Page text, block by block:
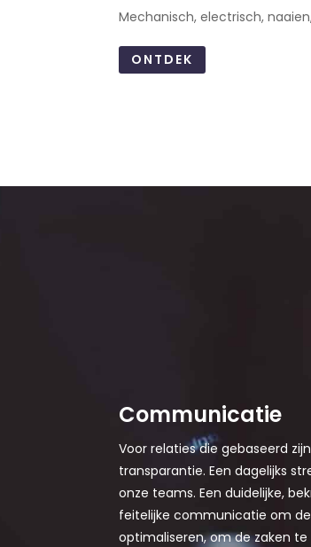
Mechanisch, electrisch,
ONTDEK
Communicatie
Voor relaties die gebaseerd
transparantie. Een dagelijks
onze teams. Een duidelijke,
feitelijke communicatie om
optimaliseren, om de zaken